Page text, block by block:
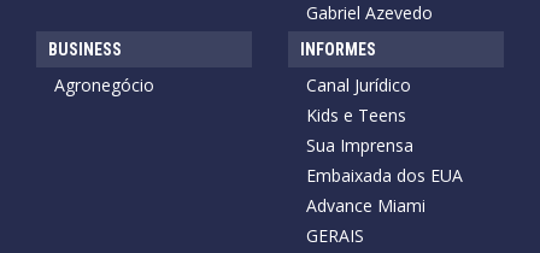
Gabriel Azevedo
BUSINESS
Agronegócio
INFORMES
Canal Jurídico
Kids e Teens
Sua Imprensa
Embaixada dos EUA
Advance Miami
GERAIS